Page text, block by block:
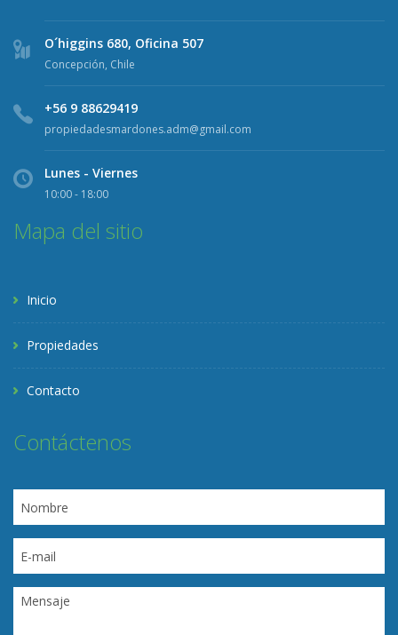
O´higgins 680, Oficina 507
Concepción, Chile
+56 9 88629419
propiedadesmardones.adm@gmail.com
Lunes - Viernes
10:00 - 18:00
Mapa del sitio
Inicio
Propiedades
Contacto
Contáctenos